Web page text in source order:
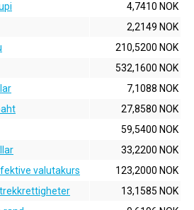
4,7410 NOK
2,2149 NOK
210,5200 NOK
532,1600 NOK
7,1088 NOK
27,8580 NOK
59,5400 NOK
33,2200 NOK
valutakurs
123,2000 NOK
trekkrettigheter
13,1585 NOK